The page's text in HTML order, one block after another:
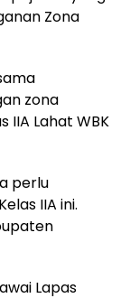
Zona
zona
IIA Lahat WBK
perlu
IIA ini.
Lapas